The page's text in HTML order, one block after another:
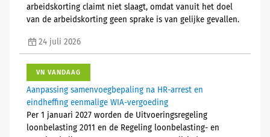
arbeidskorting claimt niet slaagt, omdat vanuit het doel
van de arbeidskorting geen sprake is van gelijke gevallen.
24 juli 2026
VN VANDAAG
Aanpassing samenvoegbepaling na HR-arrest en
eindheffing eenmalige WIA-vergoeding
Per 1 januari 2027 worden de Uitvoeringsregeling
loonbelasting 2011 en de Regeling loonbelasting- en